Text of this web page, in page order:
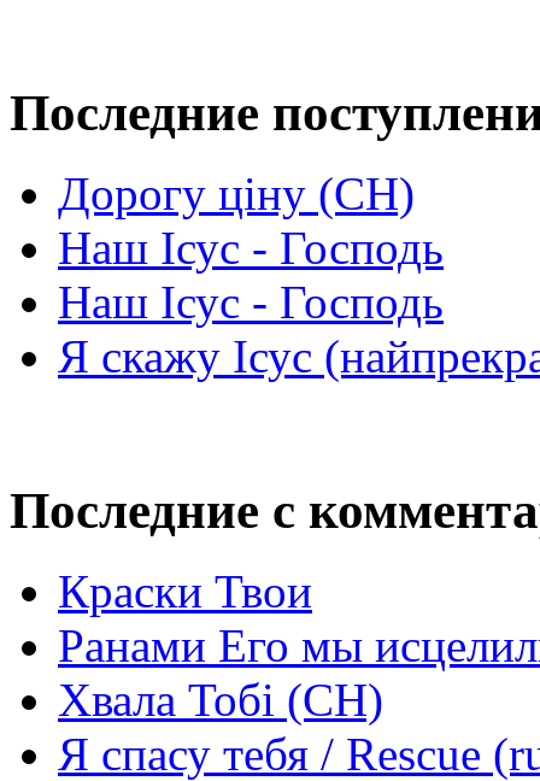
Последние
Дорогу ціну (СН)
Наш Ісус - Господь
Наш Ісус - Господь
Я скажу Ісус
Последние с
Краски Твои
Ранами Его мы
Хвала Тобі (СН)
Я спасу тебя / Rescue